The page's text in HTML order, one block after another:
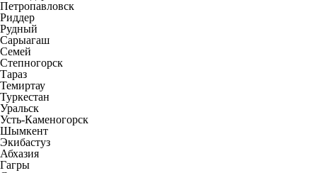
Петропавловск
Риддер
Рудный
Сарыагаш
Семей
Степногорск
Тараз
Темиртау
Туркестан
Уральск
Усть-Каменогорск
Шымкент
Экибастуз
Абхазия
Гагры